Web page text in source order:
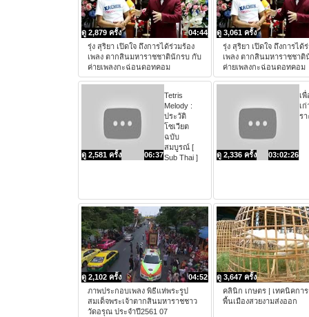
04:44
ดู 2,879 ครั้ง
รุ่ง สุริยา เปิดใจ ถึงการได้ร่วมร้อง
เพลง ตากสินมหาราชชาตินักรบ กับ
ค่ายเพลงกะฉ่อนดอทคอม
ดู 3,061 ครั้ง
รุ่ง สุริยา เปิดใจ ถึงการได้
เพลง ตากสินมหาราชชาติ
ค่ายเพลงกะฉ่อนดอทคอม
06:37
ดู 2,581 ครั้ง
Tetris
Melody :
ประวัติ
โซเวียต
ฉบับ
สมบูรณ์ [
Sub Thai ]
03:02:26
ดู 2,336 ครั้ง
เ
เก่
รา
04:52
ดู 2,102 ครั้ง
ภาพประกอบเพลง พิธีแห่พระรูป
สมเด็จพระเจ้าตากสินมหาราชชาว
วัดอรุณ ประจำปี2561 07
ดู 3,647 ครั้ง
คลินิก เกษตร | เทคนิคการ
พื้นเมืองสวยงามส่งออก